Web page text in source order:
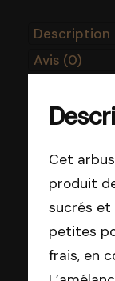
Description
Avis (0)
Cet
produit
sucrés et
petites
frais, en